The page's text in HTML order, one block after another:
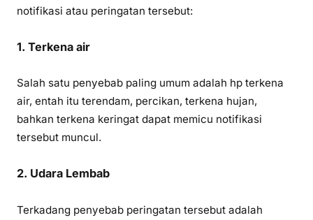
notifikasi atau peringatan tersebut:
1. Terkena air
Salah satu penyebab paling umum adalah hp terkena
air, entah itu terendam, percikan, terkena hujan,
bahkan terkena keringat dapat memicu notifikasi
tersebut muncul.
2. Udara Lembab
Terkadang penyebab peringatan tersebut adalah